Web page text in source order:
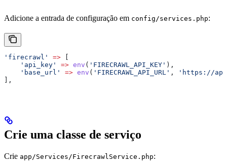
Adicione a entrada de configuração em config/services.php:
'firecrawl' =>
    'api_key'
=> env ( 'FIRECRAWL_API_KEY' ),
    'base_url'
=> env ( 'FIRECRAWL_API_URL' ,
'https://
],
Crie uma classe de serviço
Crie app/Services/FirecrawlService.php: